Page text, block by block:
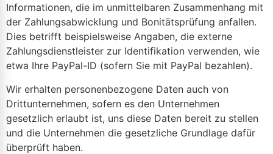
Informationen, die im unmittelbaren Zusammenhang mit
der Zahlungsabwicklung und Bonitätsprüfung anfallen.
Dies betrifft beispielsweise Angaben, die externe
Zahlungsdienstleister zur Identifikation verwenden, wie
etwa Ihre PayPal-ID (sofern Sie mit PayPal bezahlen).
Wir erhalten personenbezogene Daten auch von
Drittunternehmen, sofern es den Unternehmen
gesetzlich erlaubt ist, uns diese Daten bereit zu stellen
und die Unternehmen die gesetzliche Grundlage dafür
überprüft haben.